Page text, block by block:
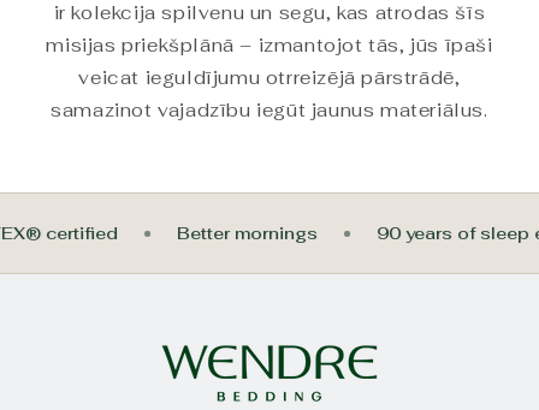
ir kolekcija spilvenu un segu, kas atrodas šīs
misijas priekšplānā – izmantojot tās, jūs īpaši
veicat ieguldījumu otrreizējā pārstrādē,
samazinot vajadzību iegūt jaunus materiālus.
certified Better mornings 90 years of sleep